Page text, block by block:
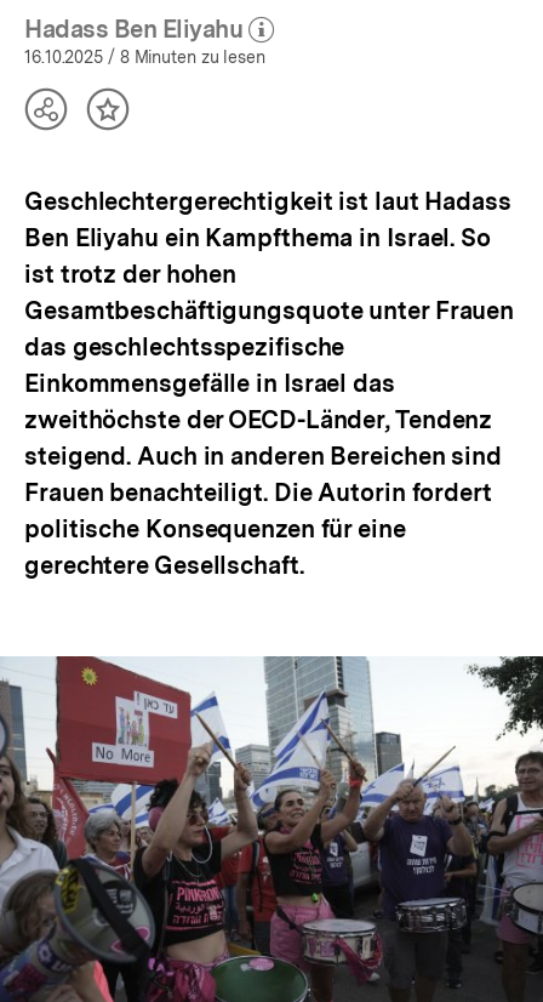
Hadass Ben Eliyahu
(Mehr zum Autor)
öffnen
16.10.2025 / 8 Minuten zu lesen
TeilenInhalt
Geschlechtergerechtigkeit ist laut Hadass
Ben Eliyahu ein Kampfthema in Israel. So
ist trotz der hohen
Gesamtbeschäftigungsquote unter Frauen
das geschlechtsspezifische
Einkommensgefälle in Israel das
zweithöchste der OECD-Länder, Tendenz
steigend. Auch in anderen Bereichen sind
Frauen benachteiligt. Die Autorin fordert
politische Konsequenzen für eine
gerechtere Gesellschaft.